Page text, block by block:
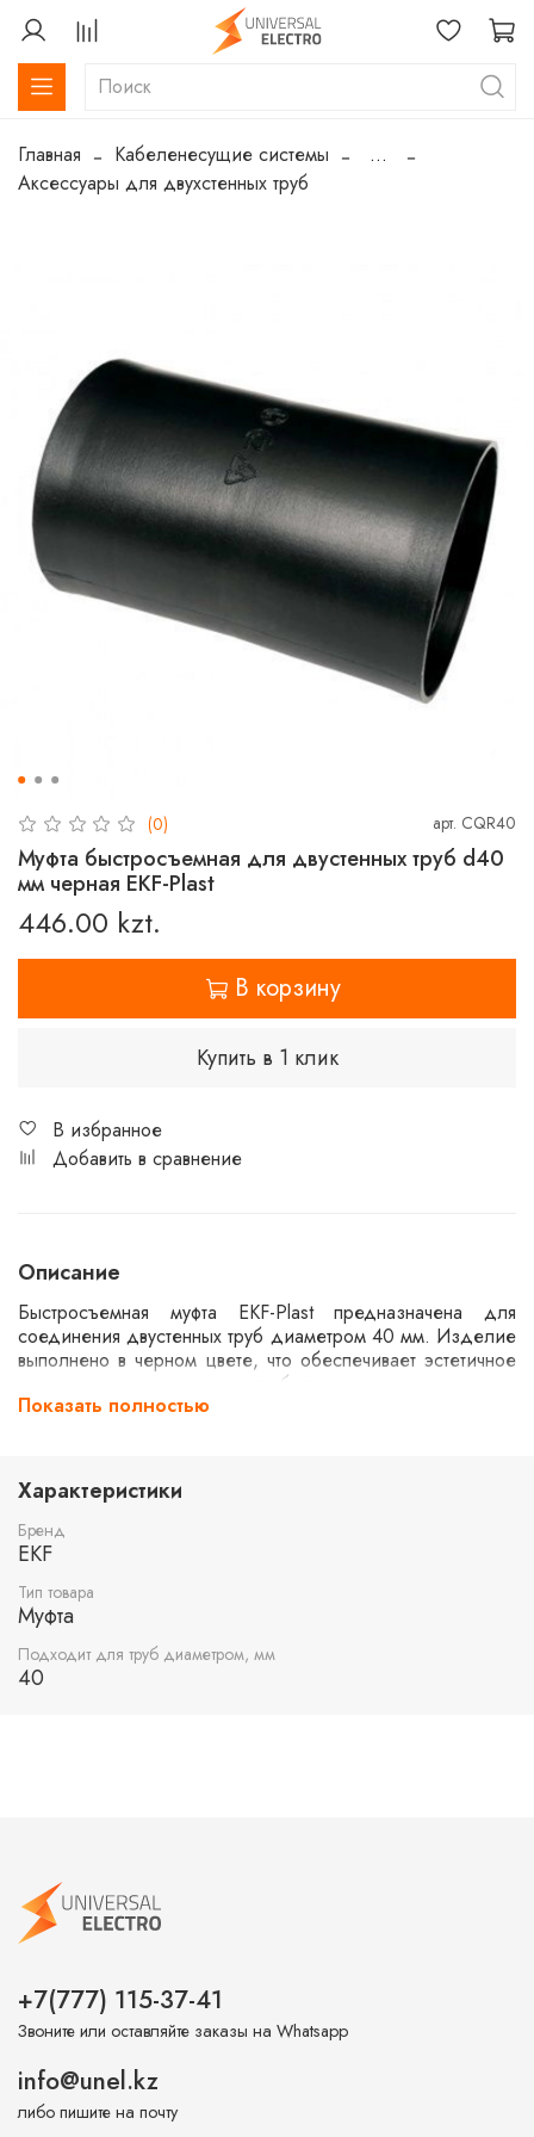
Главная Кабеленесущие системы
...
Аксессуары для двухстенных труб
(0) арт. CQR40
Муфта быстросъемная для двустенных труб d40
мм черная EKF-Plast
446.00 kzt.
В корзину
Купить в 1 клик
В избранное
Добавить в сравнение
Описание
Быстросъемная муфта EKF-Plast предназначена для
соединения двустенных труб диаметром 40 мм. Изделие
выполнено в черном цвете, что обеспечивает эстетичное
сочетание с различными трубопроводными системами.
Муфта облегчает монтаж и демонтаж, обеспечивая
инженерных коммуникациях.
Показать полностью
Характеристики
Бренд
EKF
Тип товара
Муфта
Подходит для труб диаметром, мм
40
+7(777) 115-37-41
Звоните или оставляйте заказы на Whatsapp
info@unel.kz
либо пишите на почту